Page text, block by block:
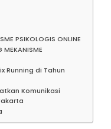
PSIKOLOGIS ONLINE
MEKANISME
Running di Tahun
Komunikasi